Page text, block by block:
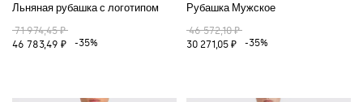
Льняная рубашка с логотипом
71 974,45 ₽
46 783,49 ₽
-35%
Рубашка Мужское
46 572,10 ₽
30 271,05 ₽
-35%